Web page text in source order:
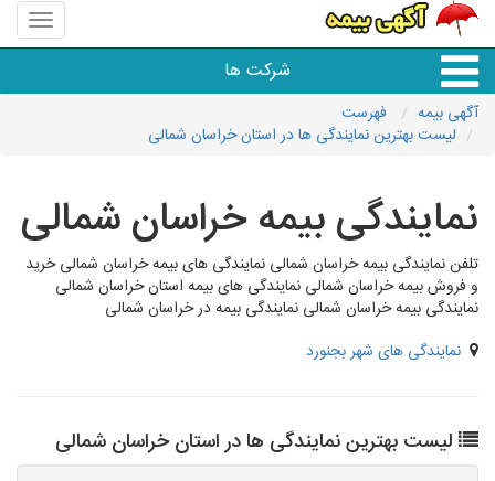
منوی
سایت
118
شرکت ها
خدمات حمل و نقل
آگهی بیمه
فهرست
لیست بهترین نمایندگی ها در استان خراسان شمالی
نمایندگی بیمه خراسان شمالی
تلفن نمایندگی بیمه خراسان شمالی نمایندگی های بیمه خراسان شمالی خرید
و فروش بیمه خراسان شمالی نمایندگی های بیمه استان خراسان شمالی
نمایندگی بیمه خراسان شمالی نمایندگی بیمه در خراسان شمالی
نمایندگی های شهر بجنورد
لیست بهترین نمایندگی ها در استان خراسان شمالی